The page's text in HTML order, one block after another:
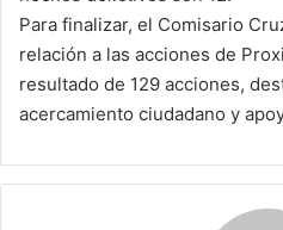
Para finalizar, el Comisario
relación a las acciones de
resultado de 129 acciones,
acercamiento ciudadano y